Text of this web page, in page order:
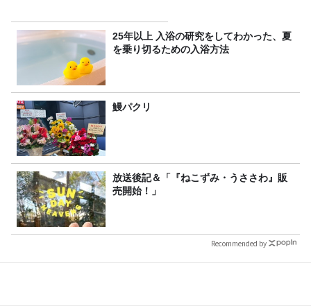
25年以上 入浴の研究をしてわかった、夏
を乗り切るための入浴方法
鰻パクリ
放送後記＆「『ねこずみ・うささわ』販
売開始！」
Recommended by